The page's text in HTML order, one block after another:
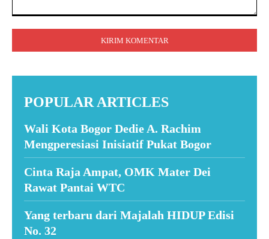
POPULAR ARTICLES
Wali Kota Bogor Dedie A. Rachim
Mengperesiasi Inisiatif Pukat Bogor
Cinta Raja Ampat, OMK Mater Dei
Rawat Pantai WTC
Yang terbaru dari Majalah HIDUP Edisi
No. 32